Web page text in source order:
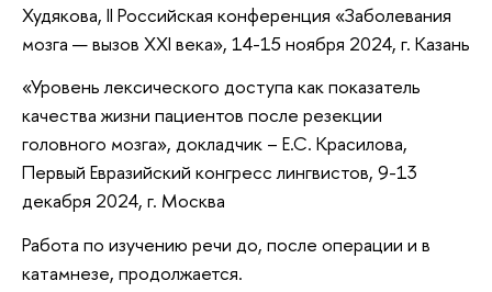
Худякова, II Российская конференция «Заболевания
мозга — вызов XXI века», 14-15 ноября 2024, г. Казань
«Уровень лексического доступа как показатель
качества жизни пациентов после резекции
головного мозга», докладчик – Е.С. Красилова,
Первый Евразийский конгресс лингвистов, 9-13
декабря 2024, г. Москва
Работа по изучению речи до, после операции и в
катамнезе, продолжается.